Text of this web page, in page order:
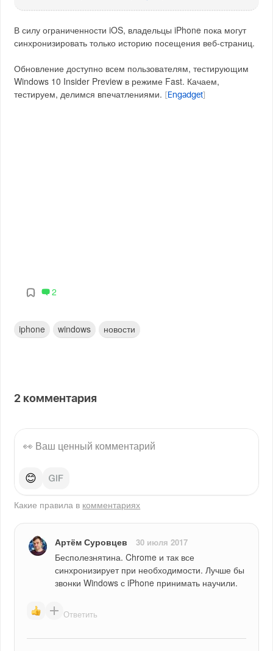
В силу ограниченности iOS, владельцы iPhone пока могут
синхронизировать только историю посещения веб-страниц.
Обновление доступно всем пользователям, тестирующим
Windows 10 Insider Preview в режиме Fast. Качаем,
тестируем, делимся впечатлениями.
Engadget
2
iphone windows новости
2 комментария
😊
Какие правила в комментариях
Артём Суровцев 30 июля 2017
Бесполезнятина. Chrome и так все
синхронизирует при необходимости. Лучше бы
звонки Windows с iPhone принимать научили.
Ответить